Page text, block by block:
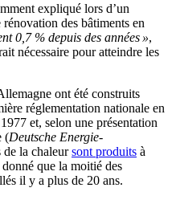
expliqué lors d’un
des bâtiments en
0,7 % depuis des années »,
nécessaire pour atteindre les
ont été construits
réglementation nationale en
et, selon une présentation
(Deutsche Energie-
de la chaleursont produits à
que la moitié des
il y a plus de 20 ans.